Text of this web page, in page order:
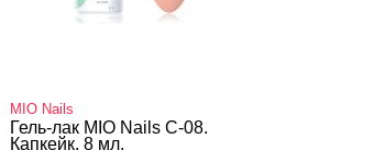
MIO Nails
Гель-лак MIO Nails C-08.
Капкейк, 8 мл.